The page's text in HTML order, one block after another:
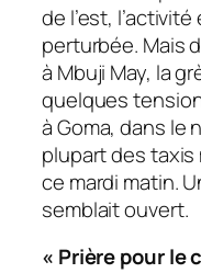
de l’est,
perturbée. Mais
à Mbuji May, la
quelques
à Goma, dans le
plupart des
ce mardi matin.
semblait ouvert.
« Prière pour le